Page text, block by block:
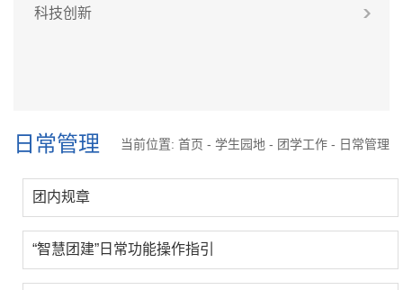
科技创新
日常管理 当前位置: 首页 - 学生园地 - 团学工作 - 日常管理
团内规章
“智慧团建”日常功能操作指引